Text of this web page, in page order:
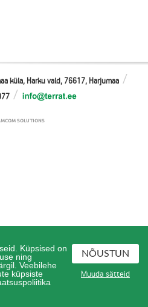
küla, Harku vald, 76617, Harjumaa
Küpsised on
ning
Veebilehe
küpsiste
NÕUSTUN
Muuda sätteid